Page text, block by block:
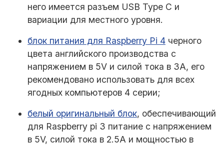
него имеется разъем USB Type C и
вариации для местного уровня.
блок питания для Raspberry Pi 4 черного
цвета английского производства с
напряжением в 5V и силой тока в 3A, его
рекомендовано использовать для всех
ягодных компьютеров 4 серии;
белый оригинальный блок, обеспечивающий
для Raspberry pi 3 питание с напряжением
в 5V, силой тока в 2.5A и мощностью в